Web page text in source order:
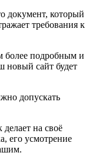
документ, который
требования к
более подробным и
новый сайт будет
допускать
на своё
его усмотрение